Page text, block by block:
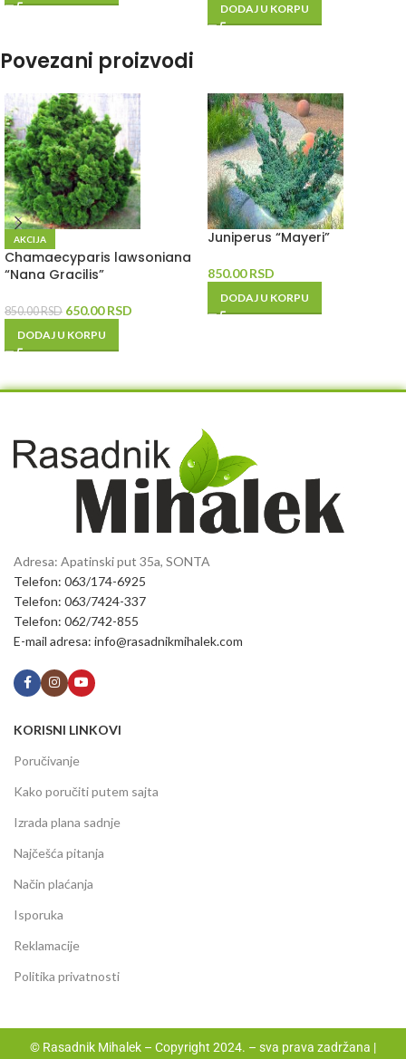
DODAJ U KORPU
Povezani proizvodi
AKCIJA
Chamaecyparis lawsoniana
“Nana Gracilis”
850.00RSD 650.00RSD
DODAJ U KORPU
Juniperus “Mayeri”
850.00RSD
DODAJ U KORPU
Adresa: Apatinski put 35a, SONTA
Telefon: 063/174-6925
Telefon: 063/7424-337
Telefon: 062/742-855
E-mail adresa: info@rasadnikmihalek.com
KORISNI LINKOVI
Poručivanje
Kako poručiti putem sajta
Izrada plana sadnje
Najčešća pitanja
Način plaćanja
Isporuka
Reklamacije
Politika privatnosti
© Rasadnik Mihalek – Copyright 2024. – sva prava zadržana |